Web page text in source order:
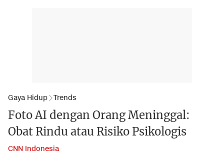
Gaya Hidup Trends
Foto AI dengan Orang Meninggal:
Obat Rindu atau Risiko Psikologis
CNN Indonesia